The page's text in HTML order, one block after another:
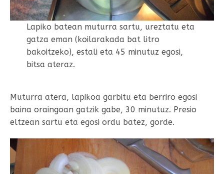
Lapiko batean muturra sartu, ureztatu eta
gatza eman (koilarakada bat litro
bakoitzeko), estali eta 45 minutuz egosi,
bitsa ateraz.
Muturra atera, lapikoa garbitu eta berriro egosi
baina oraingoan gatzik gabe, 30 minutuz. Presio
eltzean sartu eta egosi ordu batez, gorde.